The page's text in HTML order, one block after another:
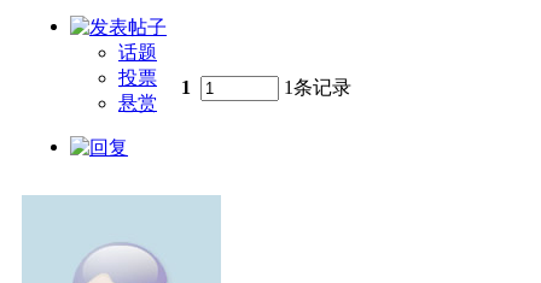
话题
投票
悬赏
1 1条记录